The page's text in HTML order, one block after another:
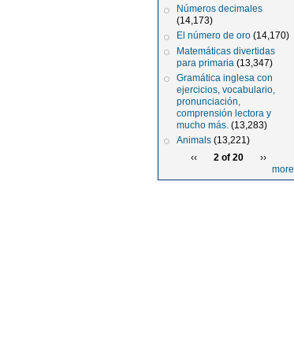
Números decimales
(14,173)
El número de oro (14,170)
Matemáticas divertidas
para primaria (13,347)
Gramática inglesa con
ejercicios, vocabulario,
pronunciación,
comprensión lectora y
mucho más. (13,283)
Animals (13,221)
‹‹
2 of 20
››
more